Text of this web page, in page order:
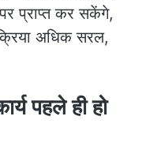
प्राप्त कर सकेंगे,
अधिक सरल,
पहले ही हो